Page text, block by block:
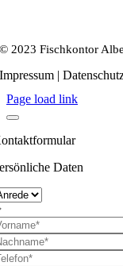
© 2023 Fischkontor
Impressum |
Page load link
Daten